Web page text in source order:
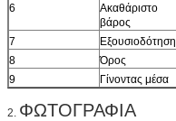
6
Ακαθάριστο
βάρος
7 Εξουσιοδότηση
8
Όρος
9
Γίνοντας μέσα
2. ΦΩΤΟΓΡΑΦΙΑ